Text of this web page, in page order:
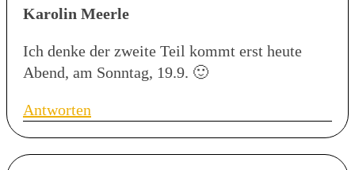
Karolin Meerle
Ich denke der zweite Teil kommt erst heute
Abend, am Sonntag, 19.9. 🙂
Antworten